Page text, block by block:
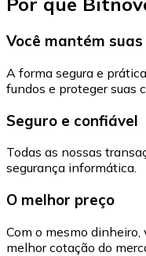
Você mantém
A forma segura e
fundos e proteger suas
Seguro e confiável
Todas as nossas
segurança informática.
O melhor preço
Com o mesmo dinheiro,
melhor cotação do